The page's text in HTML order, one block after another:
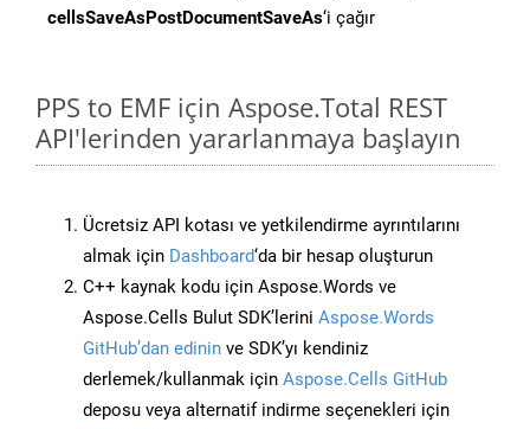
cellsSaveAsPostDocumentSaveAs‘i çağır
PPS to EMF için Aspose.Total REST
API'lerinden yararlanmaya başlayın
Ücretsiz API kotası ve yetkilendirme ayrıntılarını
almak için Dashboard‘da bir hesap oluşturun
C++ kaynak kodu için Aspose.Words ve
Aspose.Cells Bulut SDK’lerini Aspose.Words
GitHub’dan edinin ve SDK’yı kendiniz
derlemek/kullanmak için Aspose.Cells GitHub
deposu veya alternatif indirme seçenekleri için